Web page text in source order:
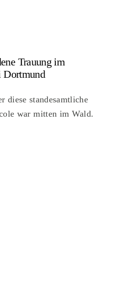
Trauung im
Dortmund
diese standesamtliche
war mitten im Wald.